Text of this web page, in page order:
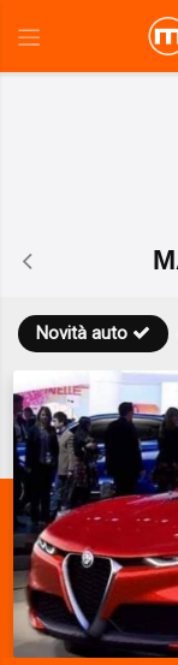
Novità auto